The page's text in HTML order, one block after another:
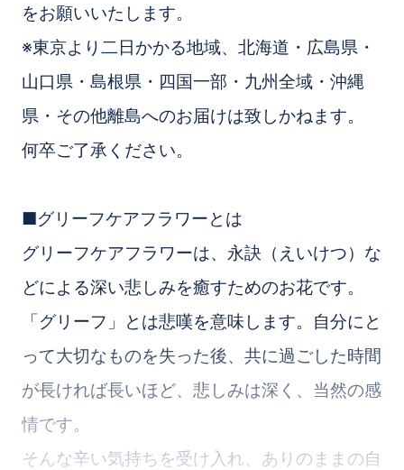
をお願いいたします。
※東京より二日かかる地域、北海道・広島県・
山口県・島根県・四国一部・九州全域・沖縄
県・その他離島へのお届けは致しかねます。
何卒ご了承ください。
■グリーフケアフラワーとは
グリーフケアフラワーは、永訣（えいけつ）な
どによる深い悲しみを癒すためのお花です。
「グリーフ」とは悲嘆を意味します。自分にと
って大切なものを失った後、共に過ごした時間
が長ければ長いほど、悲しみは深く、当然の感
情です。
そんな辛い気持ちを受け入れ、ありのままの自